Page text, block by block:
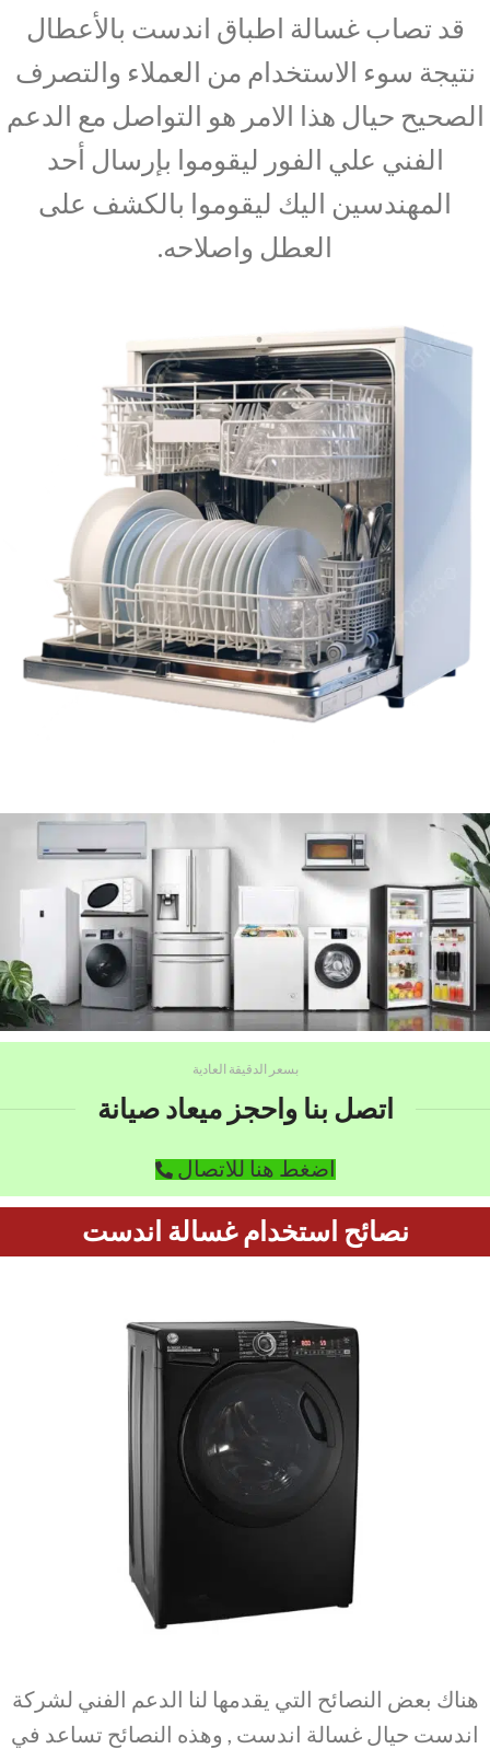
قد تصاب غسالة اطباق اندست بالأعطال
نتيجة سوء الاستخدام من العملاء والتصرف
الصحيح حيال هذا الامر هو التواصل مع الدعم
الفني علي الفور ليقوموا بإرسال أحد
المهندسين اليك ليقوموا بالكشف على
العطل واصلاحه.
بسعر الدقيقة العادية
اتصل بنا واحجز ميعاد صيانة
اضغط هنا للاتصال
نصائح استخدام غسالة اندست
هناك بعض النصائح التي يقدمها لنا الدعم الفني لشركة
اندست حيال غسالة اندست , وهذه النصائح تساعد في